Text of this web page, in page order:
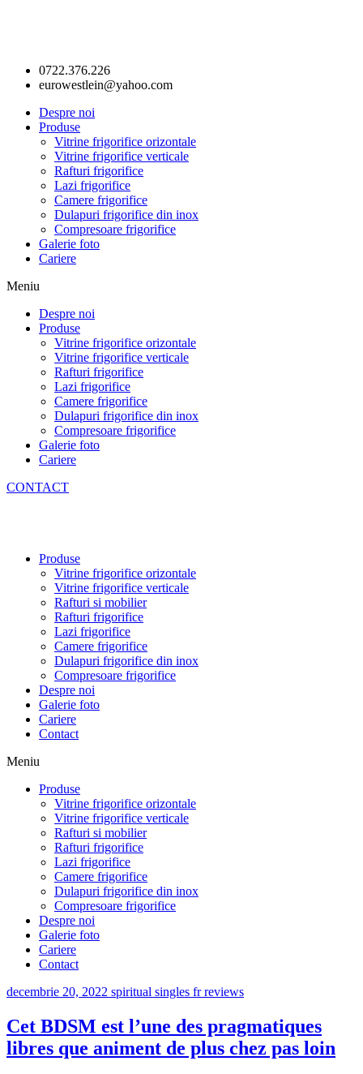
0722.376.226
eurowestlein@yahoo.com
Despre noi
Produse
Vitrine frigorifice orizontale
Vitrine frigorifice verticale
Rafturi frigorifice
Lazi frigorifice
Camere frigorifice
Dulapuri frigorifice din inox
Compresoare frigorifice
Galerie foto
Cariere
Meniu
Despre noi
Produse
Vitrine frigorifice orizontale
Vitrine frigorifice verticale
Rafturi frigorifice
Lazi frigorifice
Camere frigorifice
Dulapuri frigorifice din inox
Compresoare frigorifice
Galerie foto
Cariere
CONTACT
Produse
Vitrine frigorifice orizontale
Vitrine frigorifice verticale
Rafturi si mobilier
Rafturi frigorifice
Lazi frigorifice
Camere frigorifice
Dulapuri frigorifice din inox
Compresoare frigorifice
Despre noi
Galerie foto
Cariere
Contact
Meniu
Produse
Vitrine frigorifice orizontale
Vitrine frigorifice verticale
Rafturi si mobilier
Rafturi frigorifice
Lazi frigorifice
Camere frigorifice
Dulapuri frigorifice din inox
Compresoare frigorifice
Despre noi
Galerie foto
Cariere
Contact
decembrie 20, 2022 spiritual singles fr reviews
Cet BDSM est l’une des pragmatiques
libres que animent de plus chez pas loin